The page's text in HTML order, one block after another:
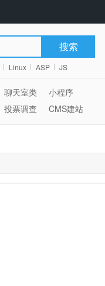
Linux ASP JS
聊天室类
小程序
投票调查 CMS建站